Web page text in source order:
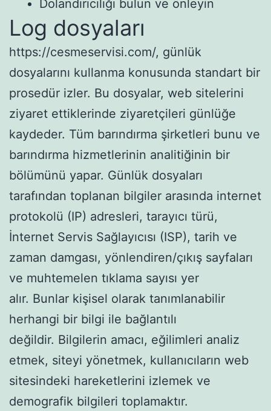
Dolandırıcılığı bulun ve önleyin
Log dosyaları
https://cesmeservisi.com/, günlük
dosyalarını kullanma konusunda standart bir
prosedür izler. Bu dosyalar, web sitelerini
ziyaret ettiklerinde ziyaretçileri günlüğe
kaydeder. Tüm barındırma şirketleri bunu ve
barındırma hizmetlerinin analitiğinin bir
bölümünü yapar. Günlük dosyaları
tarafından toplanan bilgiler arasında internet
protokolü (IP) adresleri, tarayıcı türü,
İnternet Servis Sağlayıcısı (ISP), tarih ve
zaman damgası, yönlendiren/çıkış sayfaları
ve muhtemelen tıklama sayısı yer
alır. Bunlar kişisel olarak tanımlanabilir
herhangi bir bilgi ile bağlantılı
değildir. Bilgilerin amacı, eğilimleri analiz
etmek, siteyi yönetmek, kullanıcıların web
sitesindeki hareketlerini izlemek ve
demografik bilgileri toplamaktır.